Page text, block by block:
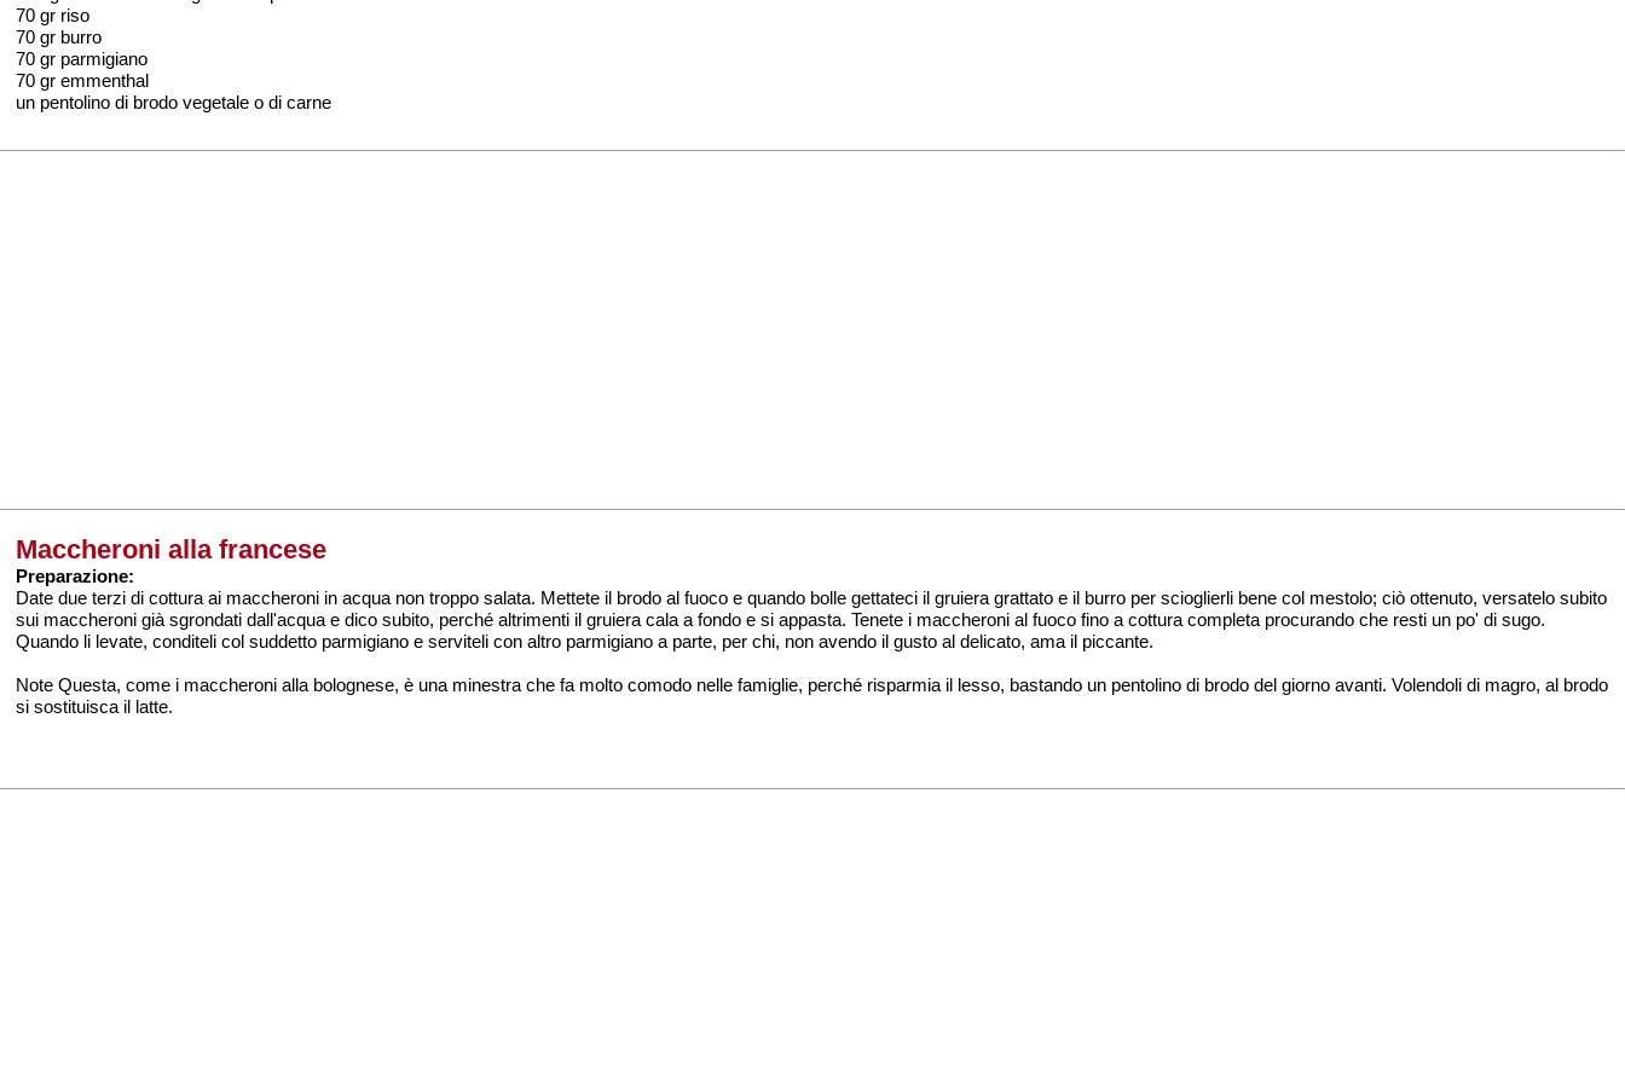
70 gr riso
70 gr burro
70 gr parmigiano
70 gr emmenthal
un pentolino di brodo vegetale o di carne
Maccheroni alla francese
Preparazione:
Date due terzi di cottura ai maccheroni in acqua non troppo salata. Mettete il brodo al fuoco e quando bolle gettateci il gruiera grattato e il burro per scioglierli bene col mestolo; ciò ottenuto, versatelo subito
sui maccheroni già sgrondati dall'acqua e dico subito, perché altrimenti il gruiera cala a fondo e si appasta. Tenete i maccheroni al fuoco fino a cottura completa procurando che resti un po' di sugo.
Quando li levate, conditeli col suddetto parmigiano e serviteli con altro parmigiano a parte, per chi, non avendo il gusto al delicato, ama il piccante.
Note Questa, come i maccheroni alla bolognese, è una minestra che fa molto comodo nelle famiglie, perché risparmia il lesso, bastando un pentolino di brodo del giorno avanti. Volendoli di magro, al brodo
si sostituisca il latte.